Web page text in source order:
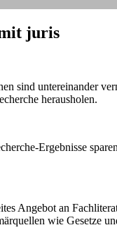
juris
sind untereinander
herausholen.
Ergebnisse
Angebot an
wie Gesetze